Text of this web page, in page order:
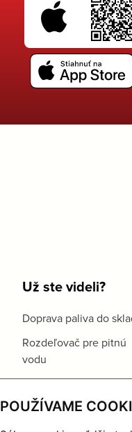
POUŽÍVAME
Už ste videli?
Doprava paliva do
Rozdeľovač pre pitnú
vodu